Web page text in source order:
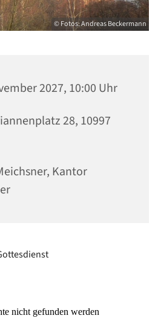
© Fotos: Andreas Beckermann
2027, 10:00 Uhr
28, 10997
Kantor